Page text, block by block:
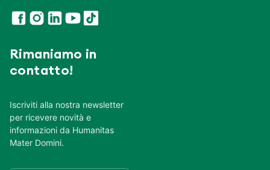
Rimaniamo in
contatto!
Iscriviti alla nostra newsletter
per ricevere novità e
informazioni da Humanitas
Mater Domini.